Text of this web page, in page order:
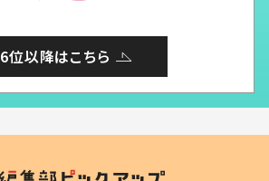
6位以降はこちら